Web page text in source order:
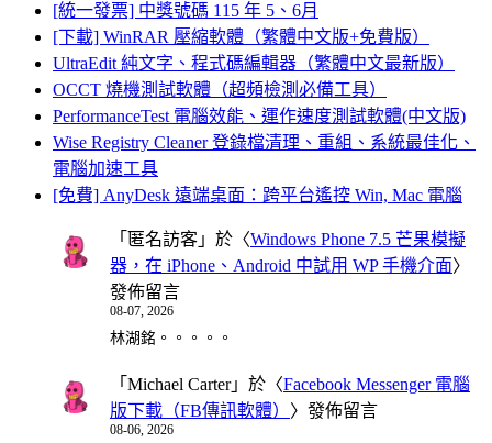
[統一發票] 中獎號碼 115 年 5、6月
[下載] WinRAR 壓縮軟體（繁體中文版+免費版）
UltraEdit 純文字、程式碼編輯器（繁體中文最新版）
OCCT 燒機測試軟體（超頻檢測必備工具）
PerformanceTest 電腦效能、運作速度測試軟體(中文版)
Wise Registry Cleaner 登錄檔清理、重組、系統最佳化、
電腦加速工具
[免費] AnyDesk 遠端桌面：跨平台遙控 Win, Mac 電腦
「 匿名訪客 」於〈Windows Phone 7.5 芒果模擬
器，在 iPhone、Android 中試用 WP 手機介面〉
發佈留言
08-07, 2026
林湖銘。。。。。
「 Michael Carter」於〈Facebook Messenger 電腦
版下載（FB傳訊軟體） 〉發佈留言
08-06, 2026